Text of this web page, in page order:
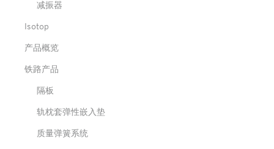
减振器
Isotop
产品概览
铁路产品
隔板
轨枕套弹性嵌入垫
质量弹簧系统